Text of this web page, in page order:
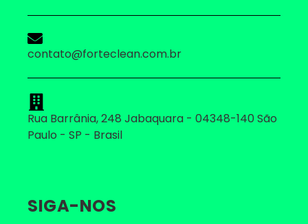
contato@forteclean.com.br
Rua Barrânia, 248 Jabaquara - 04348-140 São
Paulo - SP - Brasil
SIGA-NOS